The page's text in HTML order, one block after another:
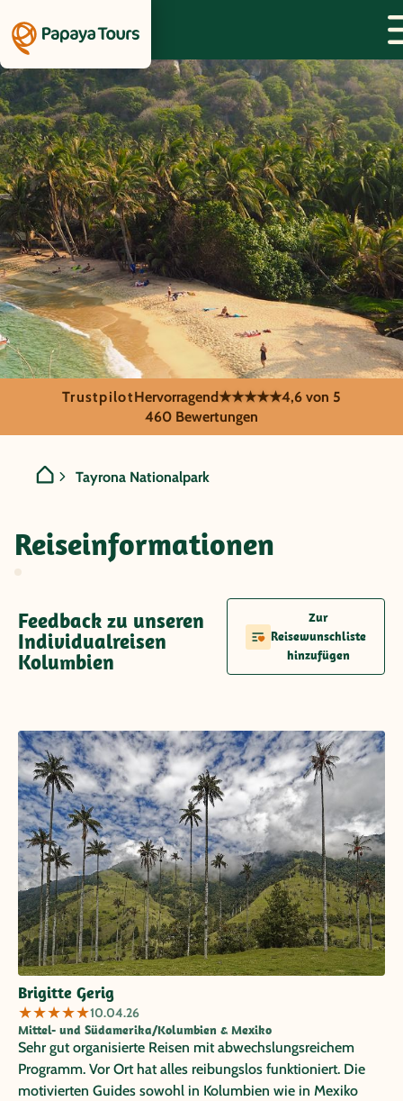
Kolumbien - Tayrona
TrustpilotHervorragend★★★★★4,6 von 5
460 Bewertungen
Tayrona Nationalpark
Reiseinformationen
Feedback zu unseren
Individualreisen
Kolumbien
Zur
Reisewunschliste
hinzufügen
Brigitte Gerig
★★★★★10.04.26
Mittel- und Südamerika/Kolumbien & Mexiko
Sehr gut organisierte Reisen mit abwechslungsreichem
Programm. Vor Ort hat alles reibungslos funktioniert. Die
motivierten Guides sowohl in Kolumbien wie in Mexiko